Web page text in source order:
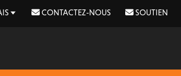
CONTACTEZ-NOUS SOUTIEN